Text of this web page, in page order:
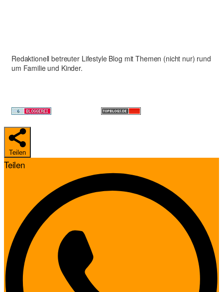
Redaktionell betreuter Lifestyle Blog mit Themen (nicht nur) rund
um Familie und Kinder.
Teilen
Teilen